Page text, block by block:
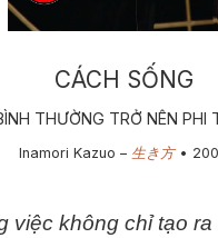
CÁCH SỐNG
THƯỜNG TRỞ NÊN PHI
Inamori Kazuo – 生き方•
việc không chỉ tạo ra